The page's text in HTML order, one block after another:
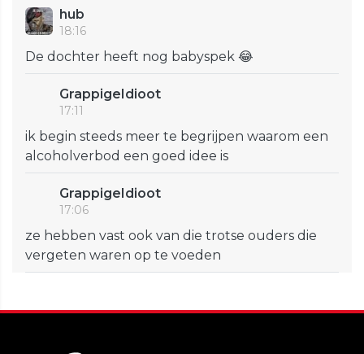
hub
18:16
De dochter heeft nog babyspek 😂
GrappigeIdioot
17:11
ik begin steeds meer te begrijpen waarom een
alcoholverbod een goed idee is
GrappigeIdioot
17:06
ze hebben vast ook van die trotse ouders die
vergeten waren op te voeden